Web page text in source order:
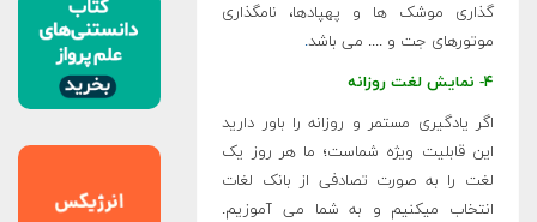
گذاری موشک ها و پهپادها، نامگذاری
موتورهای جت و .... می باشد.
۴- نمایش لغت روزانه
اگر یادگیری مستمر و روزانه را باور دارید
این قابلیت ویژه شماست؛ ما هر روز یک
لغت را به صورت تصادفی از بانک لغات
انتخاب میکنیم و به شما می آموزیم.